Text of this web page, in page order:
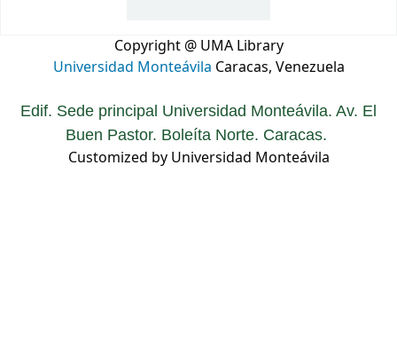
Copyright @ UMA Library
Universidad Monteávila Caracas, Venezuela
Edif. Sede principal Universidad Monteávila. Av. El
Buen Pastor. Boleíta Norte. Caracas.
Customized by Universidad Monteávila